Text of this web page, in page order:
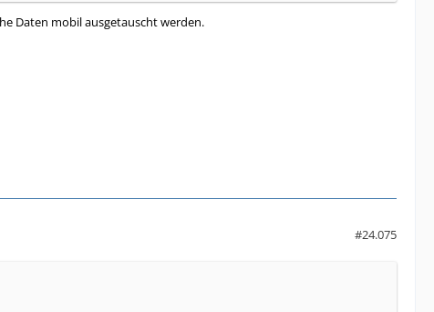
Daten mobil ausgetauscht werden.
#24.075